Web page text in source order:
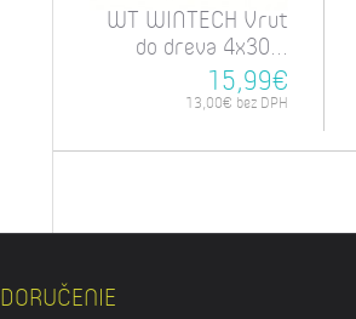
WT WINTECH Vrut
do dreva 4x30...
15,99€
13,00€ bez DPH
DORUČENIE